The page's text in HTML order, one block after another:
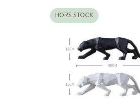
HORS STOCK